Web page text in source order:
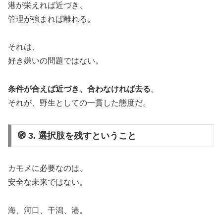
港が栄えれば近づき、
管理が強まれば離れる。
それは、
好き嫌いの問題ではない。
条件が合えば近づき、合わなければ去る。
それが、野生としての一貫した態度だ。
🧭 3. 選択肢を残すということ
カモメに必要なのは、
安全な未来ではない。
海、河口、干潟、港。